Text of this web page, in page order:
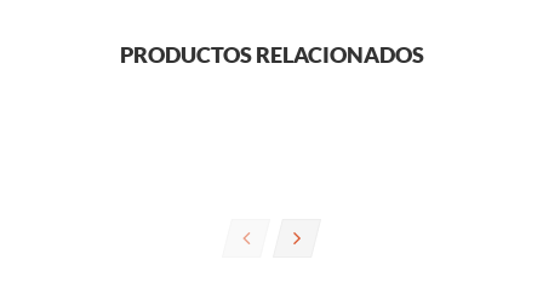
PRODUCTOS RELACIONADOS